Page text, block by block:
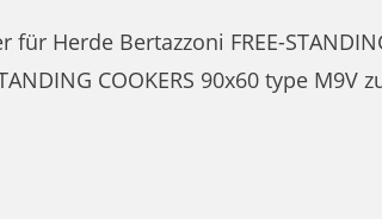
Herde Bertazzoni FREE-
COOKERS 90x60 type